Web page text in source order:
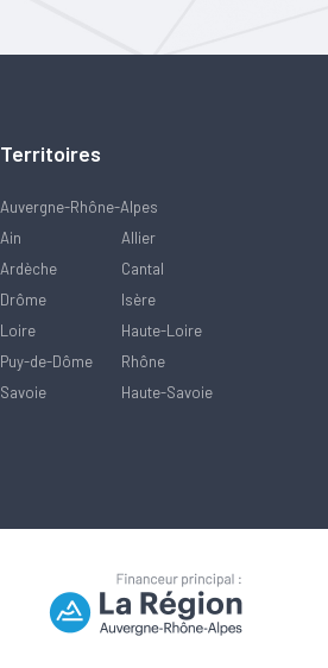
Territoires
Auvergne-Rhône-Alpes
Ain
Allier
Ardèche
Cantal
Drôme
Isère
Loire
Haute-Loire
Puy-de-Dôme
Rhône
Savoie
Haute-Savoie